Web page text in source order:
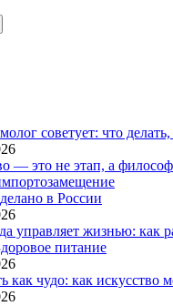
советует: что
— это не этап, а
в России
управляет жизнью: как
питание
как чудо: как искусство